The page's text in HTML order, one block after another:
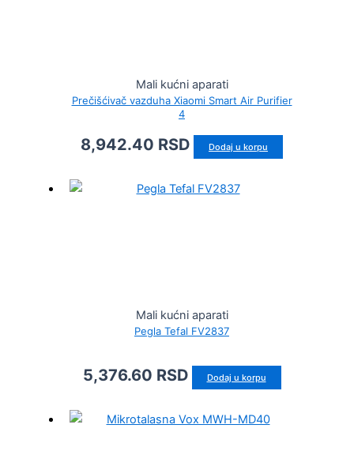
Mali kućni aparati
Prečišćivač vazduha Xiaomi Smart Air Purifier
4
8,942.40 RSD Dodaj u korpu
Mali kućni aparati
Pegla Tefal FV2837
5,376.60 RSD Dodaj u korpu